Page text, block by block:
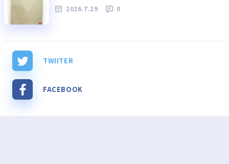
2026.7.29 0
TWIITER
FACEBOOK